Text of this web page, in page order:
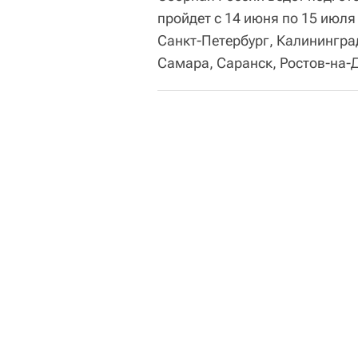
пройдет с 14 июня по 15
Санкт-Петербург,
Самара, Саранск, Ростов-на-